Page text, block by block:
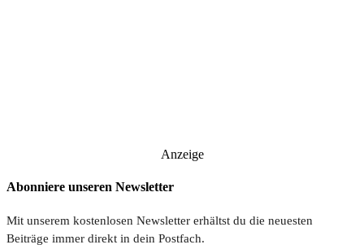
Anzeige
Abonniere unseren Newsletter
Mit unserem kostenlosen Newsletter erhältst du die neuesten
Beiträge immer direkt in dein Postfach.